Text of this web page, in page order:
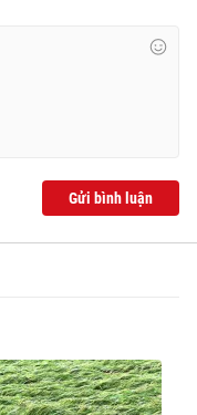
Gửi bình luận